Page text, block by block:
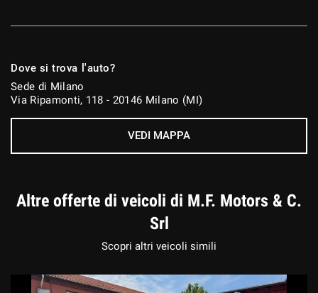
Dove si trova l'auto?
Sede di Milano
Via Ripamonti, 118 - 20146 Milano (MI)
VEDI MAPPA
Altre offerte di veicoli di M.F. Motors & C.
Srl
Scopri altri veicoli simili